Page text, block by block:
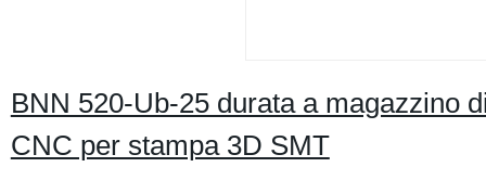
BNN 520-Ub-25 durata a magazzino
CNC per stampa 3D SMT